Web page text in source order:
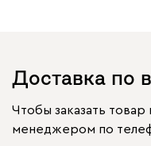
Доставка по
Чтобы заказать
менеджером по